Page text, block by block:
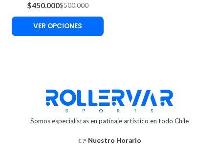
$450.000$500.000
VER OPCIONES
Somos especialistas en patinaje artístico en todo Chile
👉 Nuestro Horario⁣⁣